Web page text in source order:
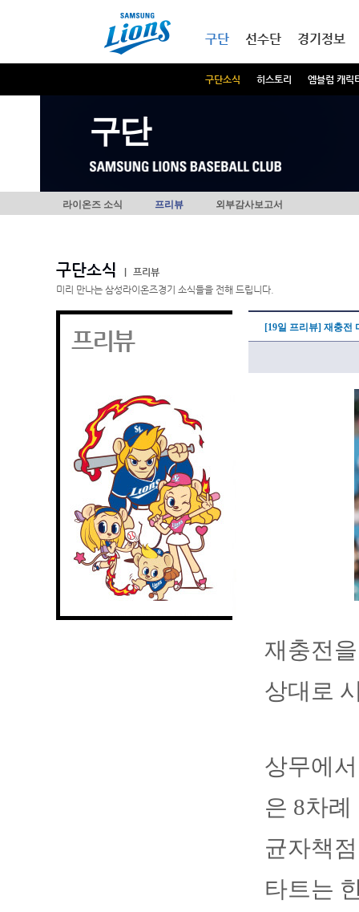
구단
구단소식 히스토리 엠블럼 캐릭
선수단 경기정보
구단
라이온즈 소식 프리뷰 외부감사보고서
구단소식
프리뷰
미리 만나는 삼성라이온즈경기 소식들을 전해 드립니다.
프리뷰 [19일 프리뷰] 재충전
재충전
상대로
상무에
은 8차
균자책
타트는